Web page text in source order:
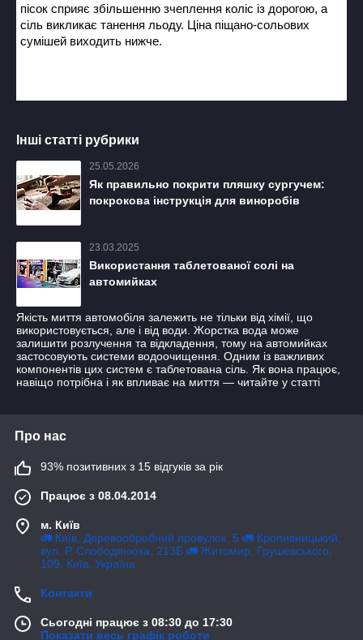
пісок сприяє збільшенню зчеплення коліс із дорогою, а
сіль викликає танення льоду. Ціна піщано-сольових
сумішей виходить нижче.
Інші статті рубрики
25.05.2026
Як правильно покрити пляшку сургучем:
покрокова інструкція для виноробів
23.03.2025
Використання таблетованої солі на
автомийках
Якість миття автомобіля залежить не тільки від хімії, що
використовується, але і від води. Жорстка вода може
залишити розлучення та відкладення, тому на автомийках
застосовують системи водоочищення. Одним із важливих
компонентів цих систем є таблетована сіль. Як вона працює,
навіщо потрібна і як впливає на миття — читайте у статті
Про нас
93% позитивних з 15 відгуків за рік
Працює з 08.04.2014
м. Київ
🚛 Київ, Деревообробний провулок, 5 🚛 Кропивницький,
вул. Р. Слободянюка, 213Б 🚛 Житомир, Грушевського,
109, Київ, Україна
Контакти
Сьогодні працює з 08:30 до 17:30
Показати весь графік роботи